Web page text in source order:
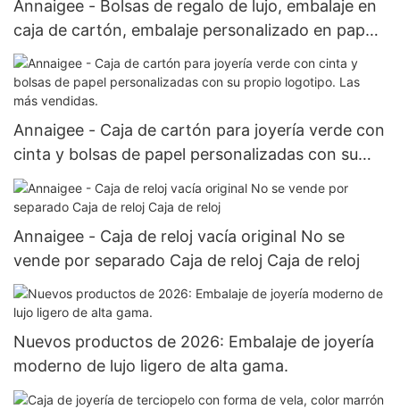
Annaigee - Bolsas de regalo de lujo, embalaje en
caja de cartón, embalaje personalizado en papel
de seda para ropa, zapatos y joyas.
Annaigee - Caja de cartón para joyería verde con
cinta y bolsas de papel personalizadas con su
propio logotipo. Las más vendidas.
Annaigee - Caja de reloj vacía original No se
vende por separado Caja de reloj Caja de reloj
Nuevos productos de 2026: Embalaje de joyería
moderno de lujo ligero de alta gama.